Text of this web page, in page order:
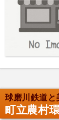
球磨川鉄道と
町立農村